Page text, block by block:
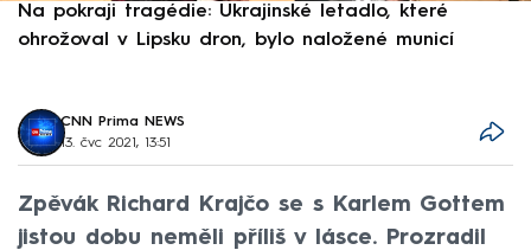
Na pokraji tragédie: Ukrajinské letadlo, které
ohrožoval v Lipsku dron, bylo naložené municí
CNN Prima NEWS
13. čvc 2021, 13:51
Zpěvák Richard Krajčo se s Karlem Gottem
jistou dobu neměli příliš v lásce. Prozradil